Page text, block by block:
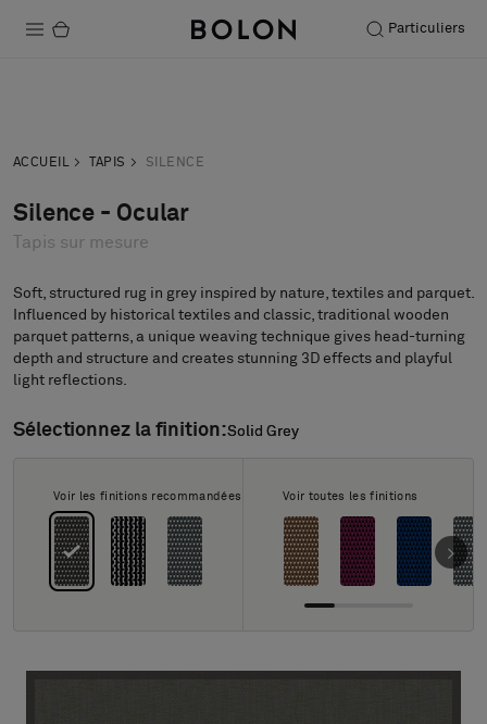
Particuliers
Durabilité
Installation
Entretien
Nos collaborations
Stories
Contact
Pattern Tile Tool
Image & Material Bank
ACCUEIL TAPIS SILENCE
Silence - Ocular
Tapis sur mesure
Soft, structured rug in grey inspired by nature, textiles and parquet.
Influenced by historical textiles and classic, traditional wooden
parquet patterns, a unique weaving technique gives head-turning
depth and structure and creates stunning 3D effects and playful
light reflections.
Sélectionnez la finition:Solid Grey
Solid Grey
Voir les finitions recommandées Voir toutes les finitions